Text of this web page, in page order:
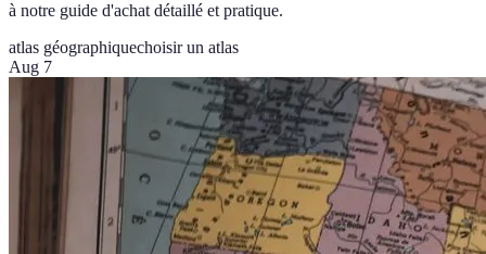
à notre guide d'achat détaillé et pratique.
atlas géographiquechoisir un atlas
Aug 7